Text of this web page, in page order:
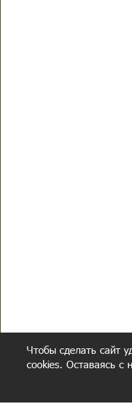
Чтобы сделать сайт
cookies. Оставаясь с